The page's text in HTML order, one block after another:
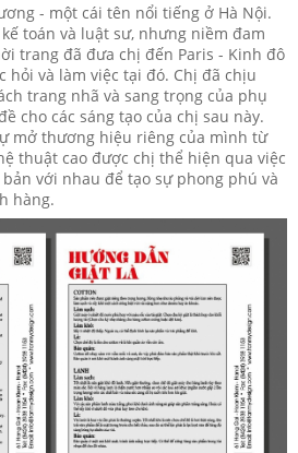
- một cái tên nổi tiếng ở Hà Nội.
toán và luật sư, nhưng niềm đam
trang đã đưa chị đến Paris - Kinh đô
và làm việc tại đó. Chị đã chịu
trang nhã và sang trọng của phụ
cho các sáng tạo của chị sau này.
mở thương hiệu riêng của mình từ
thuật cao được chị thể hiện qua việc
với nhau để tạo sự phong phú và
hàng.